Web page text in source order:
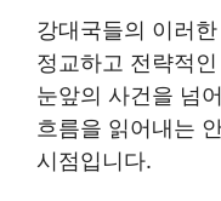
강대국들의 이러
정교하고 전략적
눈앞의 사건을 넘
흐름을 읽어내는
시점입니다.